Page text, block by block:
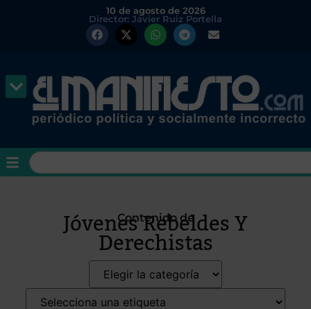
10 de agosto de 2026
Director: Javier Ruiz Portella
Contenido de
Jóvenes Rebeldes Y
Derechistas